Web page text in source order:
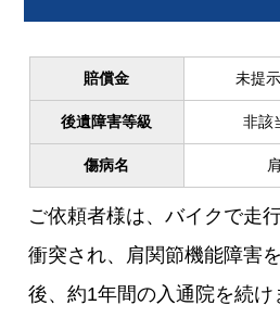
賠償金 未提
後遺障害等級 非
傷病名
ご依頼者様は、バイクで走
衝突され、肩関節機能障害
後、約1年間の入通院を続